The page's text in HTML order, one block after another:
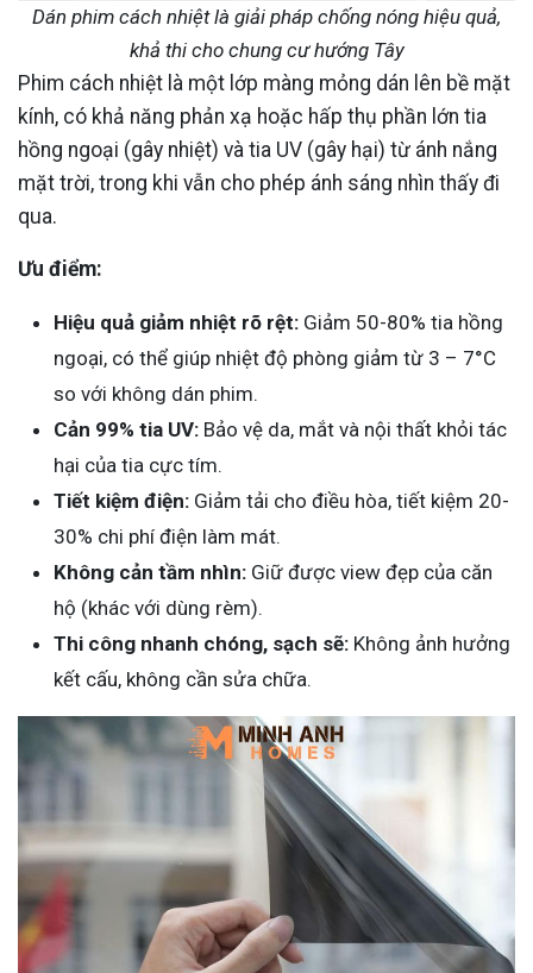
Dán phim cách nhiệt là giải pháp chống nóng hiệu quả,
khả thi cho chung cư hướng Tây
Phim cách nhiệt là một lớp màng mỏng dán lên bề mặt
kính, có khả năng phản xạ hoặc hấp thụ phần lớn tia
hồng ngoại (gây nhiệt) và tia UV (gây hại) từ ánh nắng
mặt trời, trong khi vẫn cho phép ánh sáng nhìn thấy đi
qua.
Ưu điểm:
Hiệu quả giảm nhiệt rõ rệt: Giảm 50-80% tia hồng
ngoại, có thể giúp nhiệt độ phòng giảm từ 3 – 7°C
so với không dán phim.
Cản 99% tia UV: Bảo vệ da, mắt và nội thất khỏi tác
hại của tia cực tím.
Tiết kiệm điện: Giảm tải cho điều hòa, tiết kiệm 20-
30% chi phí điện làm mát.
Không cản tầm nhìn: Giữ được view đẹp của căn
hộ (khác với dùng rèm).
Thi công nhanh chóng, sạch sẽ: Không ảnh hưởng
kết cấu, không cần sửa chữa.